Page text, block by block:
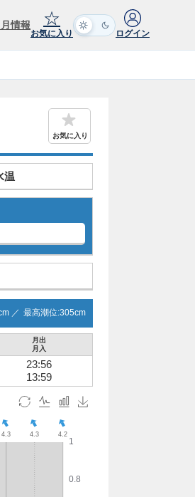
月情報 ☆
お気に入り ログイン
お気に入り
温
／ 最高潮位:305cm
月出
月入
23:56
13:59